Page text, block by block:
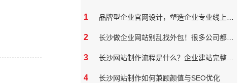
1
2
3
4 长沙网站制作如何兼顾颜值与SEO优化